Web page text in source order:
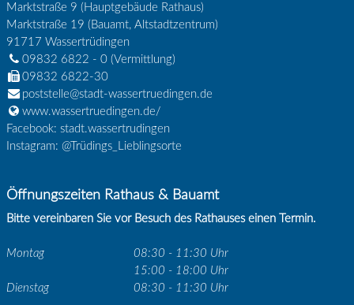
Marktstraße 9 (Hauptgebäude Rathaus)
Marktstraße 19 (Bauamt, Altstadtzentrum)
91717 Wassertrüdingen
09832 6822 - 0(Vermittlung)
09832 6822-30
poststelle@stadt-wassertruedingen.de
www.wassertruedingen.de/
Facebook: stadt.wassertrudingen
Instagram: @Trüdings_Lieblingsorte
Öffnungszeiten Rathaus & Bauamt
Bitte vereinbaren Sie vor Besuch des Rathauses einen Termin.
Montag
08:30 - 11:30 Uhr
15:00 - 18:00 Uhr
Dienstag
08:30 - 11:30 Uhr